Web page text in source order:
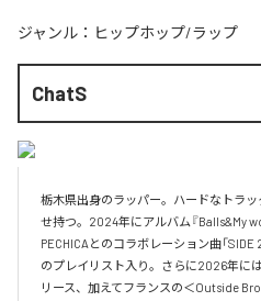
ジャンル： ヒップホップ/ラップ
ChatS
栃木県出身のラッパー。ハードなトラ
せ持つ。2024年にアルバム『Balls&My
PECHICAとのコラボレーション曲「
のプレイリスト入り。さらに2026年には
リース、加えてフランスの＜Outside